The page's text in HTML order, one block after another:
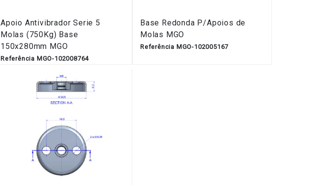
Apoio Antivibrador Serie 5
Molas (750Kg) Base
150x280mm MGO
Referência MGO-102008764
Base Redonda P/Apoios de
Molas MGO
Referência MGO-102005167